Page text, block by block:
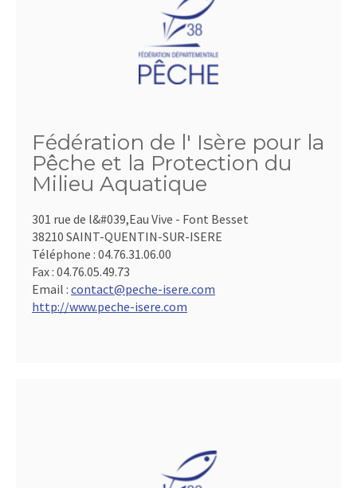
Fédération de l' Isère pour la
Pêche et la Protection du
Milieu Aquatique
301 rue de l&#039,Eau Vive - Font Besset
38210 SAINT-QUENTIN-SUR-ISERE
Téléphone : 04.76.31.06.00
Fax : 04.76.05.49.73
Email : contact@peche-isere.com
http://www.peche-isere.com